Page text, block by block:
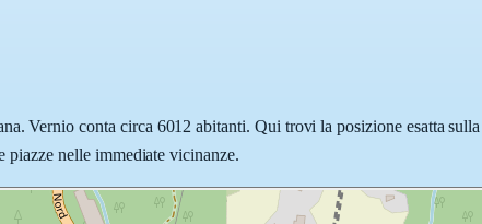
Vernio conta circa 6012 abitanti. Qui trovi la posizione esatta
nelle immediate vicinanze.